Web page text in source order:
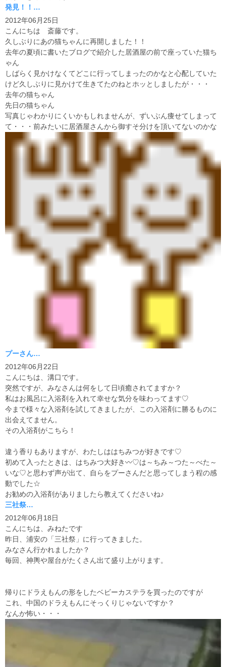
発見！！…
2012年06月25日
こんにちは 斎藤です。
久しぶりにあの猫ちゃんに再開しました！！
去年の夏頃に書いたブログで紹介した居酒屋の前で座っていた猫ち
ゃん
しばらく見かけなくてどこに行ってしまったのかなと心配していた
けど久しぶりに見かけて生きてたのねとホッとしましたが・・・
去年の猫ちゃん
先日の猫ちゃん
写真じゃわかりにくいかもしれませんが、ずいぶん痩せてしまって
て・・・前みたいに居酒屋さんから御すそ分けを頂いてないのかな
プーさん…
2012年06月22日
こんにちは、溝口です。
突然ですが、みなさんは何をして日頃癒されてますか？
私はお風呂に入浴剤を入れて幸せな気分を味わってます♡
今まで様々な入浴剤を試してきましたが、この入浴剤に勝るものに
出会えてません。
その入浴剤がこちら！
違う香りもありますが、わたしははちみつが好きです♡
初めて入ったときは、はちみつ大好き〰♡は～ちみ～つた～べた～
いな♡と思わず声が出て、自らをプーさんだと思ってしまう程の感
動でした☆
お勧めの入浴剤がありましたら教えてくださいね♪
三社祭…
2012年06月18日
こんにちは、みねたです
昨日、浦安の「三社祭」に行ってきました。
みなさん行かれましたか？
毎回、神輿や屋台がたくさん出て盛り上がります。
帰りにドラえもんの形をしたベビーカステラを買ったのですが
これ、中国のドラえもんにそっくりじゃないですか？
なんか怖い・・・